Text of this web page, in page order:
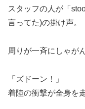
スタッフの人が「
言ってた)の掛け声。
周りが一斉にしゃが
「ズドーン！」
着陸の衝撃が全身を